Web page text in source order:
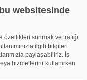
websitesinde
özellikleri sunmak ve trafiği
ilgili bilgileri
paylaşabiliriz. İş
hizmetlerini kullanırken